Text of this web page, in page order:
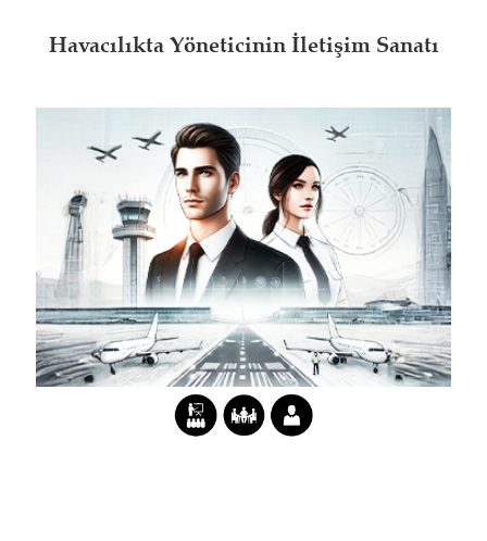
Havacılıkta Yöneticinin İletişim Sanatı